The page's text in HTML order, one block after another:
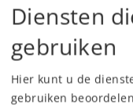
Leverbaar
Diensten
gebruiken
Hier kunt u de
gebruiken